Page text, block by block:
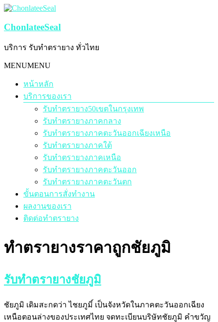
Skip
content
ChonlateeSeal
บริการ รับทำตรายาง ทั่วไทย
Menu
MENUMENU
หน้าหลัก
บริการของเรา
รับทำตรายาง50เขตในกรุงเทพ
รับทำตรายางภาคกลาง
รับทำตรายางภาคตะวันออกเฉียงเหนือ
รับทำตรายางภาคใต้
รับทำตรายางภาคเหนือ
รับทำตรายางภาคตะวันออก
รับทำตรายางภาคตะวันตก
ขั้นตอนการสั่งทำงาน
ผลงานของเรา
ติดต่อทำตรายาง
ทำตรายางราคาถูกชัยภูมิ
รับทำตรายางชัยภูมิ
ชัยภูมิ เดิมสะกดว่า ไชยภูมิ์ เป็นจังหวัดในภาคตะวันออกเฉียง
เหนือตอนล่างของประเทศไทย จดทะเบียนบริษัทชัยภูมิ คำขวัญ